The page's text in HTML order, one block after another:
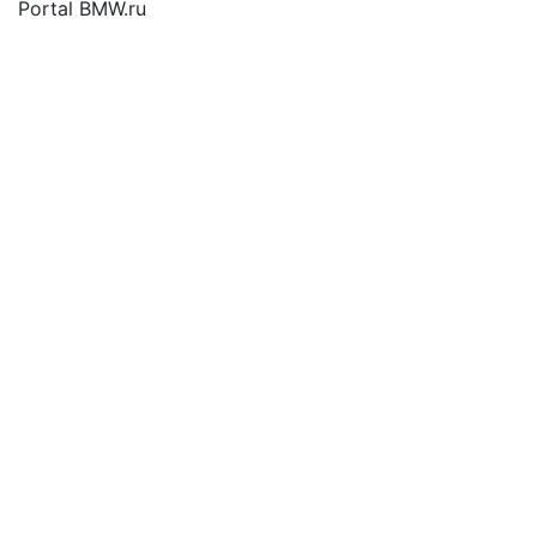
Portal BMW.ru